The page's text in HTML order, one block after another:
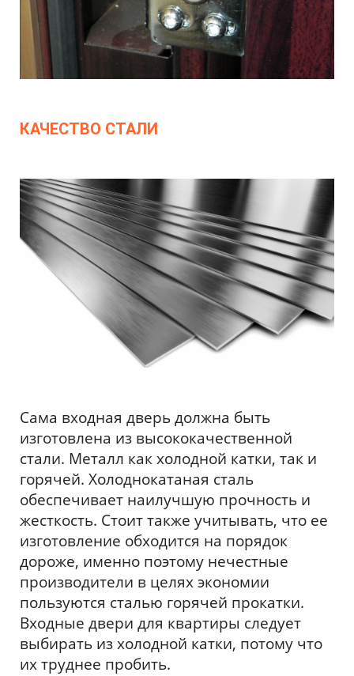
КАЧЕСТВО СТАЛИ
Сама входная дверь должна быть
изготовлена из высококачественной
стали. Металл как холодной катки, так и
горячей. Холоднокатаная сталь
обеспечивает наилучшую прочность и
жесткость. Стоит также учитывать, что ее
изготовление обходится на порядок
дороже, именно поэтому нечестные
производители в целях экономии
пользуются сталью горячей прокатки.
Входные двери для квартиры следует
выбирать из холодной катки, потому что
их труднее пробить.